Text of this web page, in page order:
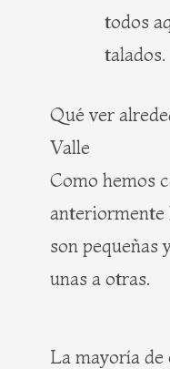
todos
talados.
Qué ver
Valle
Como hemos
anteriormente
son pequeñas
unas a otras.
La mayoría de